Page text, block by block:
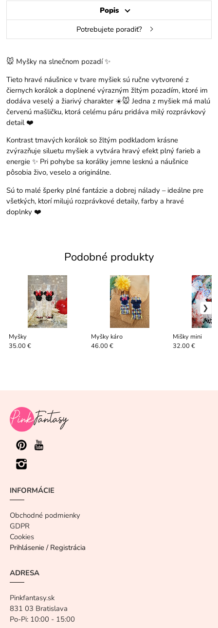
Popis
Potrebujete poradiť?
🐭 Myšky na slnečnom pozadí ✨
Tieto hravé náušnice v tvare myšiek sú ručne vytvorené z
čiernych korálok a doplnené výrazným žltým pozadím, ktoré im
dodáva veselý a žiarivý charakter ☀️🐭 Jedna z myšiek má malú
červenú mašličku, ktorá celému páru pridáva milý rozprávkový
detail ❤️
Kontrast tmavých korálok so žltým podkladom krásne
zvýrazňuje siluetu myšiek a vytvára hravý efekt plný farieb a
energie ✨ Pri pohybe sa korálky jemne lesknú a náušnice
pôsobia živo, veselo a originálne.
Sú to malé šperky plné fantázie a dobrej nálady – ideálne pre
všetkých, ktorí milujú rozprávkové detaily, farby a hravé
doplnky ❤️
Podobné produkty
Myšky
35.00 €
Myšky káro
46.00 €
Mišky mini
32.00 €
INFORMÁCIE
Obchodné podmienky
GDPR
Cookies
Prihlásenie / Registrácia
ADRESA
Pinkfantasy.sk
831 03 Bratislava
Po-Pi: 10:00 - 15:00